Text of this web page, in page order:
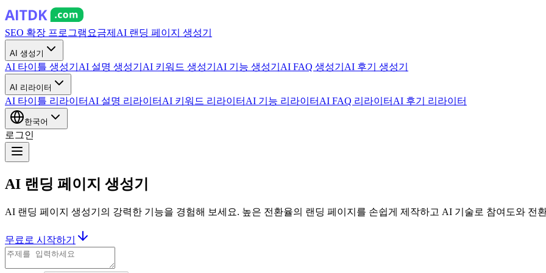
SEO 확장 프로그램 요금제 AI 랜딩 페이지 생성기
AI 생성기
AI 타이틀 생성기 AI 설명 생성기 AI 키워드 생성기 AI 기능 생성기 AI FAQ 생성기 AI 후기 생성기
AI 리라이터
AI 타이틀 리라이터 AI 설명 리라이터 AI 키워드 리라이터 AI 기능 리라이터 AI FAQ 리라이터 AI 후기 리라이터
한국어
로그인
AI 랜딩 페이지 생성기
AI 랜딩 페이지 생성기의 강력한 기능을 경험해 보세요. 높은 전환율의 랜딩 페이지를 손쉽게 제작하고 AI 기술로 참여도와 전
무료로 시작하기